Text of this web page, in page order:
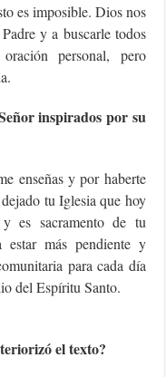
es imposible. Dios nos
y a buscarle todos
personal, pero
inspirados por su
enseñas y por haberte
tu Iglesia que hoy
es sacramento de tu
estar más pendiente y
para cada día
del Espíritu Santo.
el texto?